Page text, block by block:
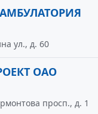
ул., д. 60
ОАО
просп., д. 1